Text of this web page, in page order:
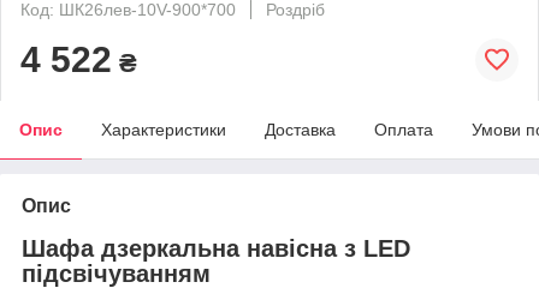
Код: ШК26лев-10V-900*700
Роздріб
4 522 ₴
Опис Характеристики Доставка Оплата Умови
Опис
Шафа дзеркальна навісна з LED
підсвічуванням